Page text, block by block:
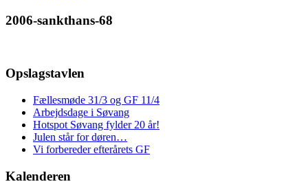
2006-sankthans-68
Opslagstavlen
Fællesmøde 31/3 og GF 11/4
Arbejdsdage i Søvang
Hotspot Søvang fylder 20 år!
Julen står for døren…
Vi forbereder efterårets GF
Kalenderen